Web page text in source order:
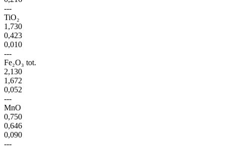
---
TiO₂
1,730
0,423
0,010
---
Fe₂O₃ tot.
2,130
1,672
0,052
---
MnO
0,750
0,646
0,090
---